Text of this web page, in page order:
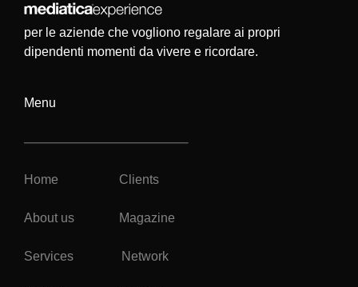
per le aziende che vogliono regalare ai propri
dipendenti momenti da vivere e ricordare.
Menu
Home Clients
About us Magazine
Services Network